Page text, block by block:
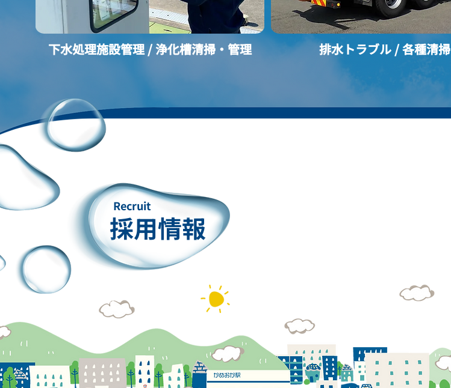
下水処理施設管理 / 浄化槽清掃・管理 排水トラブル / 各種清掃
採用情報
Recruit